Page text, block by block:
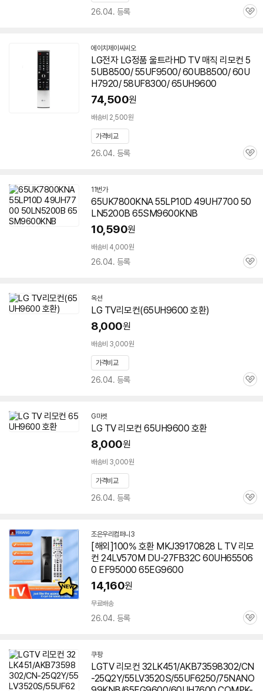
26.04. 등록
관
에이치제이씨씨오네
이
버
페
LG전자 LG정품 울트라HD TV 매직 리모컨 5
5UB8500/ 55UF9500/ 60UB8500/ 60U
H7920/ 58UF8300/65UH9600
74,500원
배송비 2,500원
가격비교
26.04. 등록
관
11번가
65UK7800KNA 55LP10D 49UH7700 50
LN5200B 65SM9600KNB
10,590원
배송비 4,000원
26.04. 등록
관
옥션
LG TV리모컨(65UH9600 호환)
8,000원
배송비 3,000원
가격비교
26.04. 등록
관
G마켓
LG TV 리모컨 65UH9600 호환
8,000원
배송비 3,000원
가격비교
26.04. 등록
관
조은우리컴퍼니3네
이
버
페
[해외]100% 호환 MKJ39170828 L TV 리모
컨 24LV570M DU-27FB32C 60UH65506
0 EF95000 65EG9600
14,160원
무료배송
26.04. 등록
관
쿠팡
LGTV 리모컨 32LK451/AKB73598302/CN
-25Q2Y/55LV3520S/55UF6250/75NANO